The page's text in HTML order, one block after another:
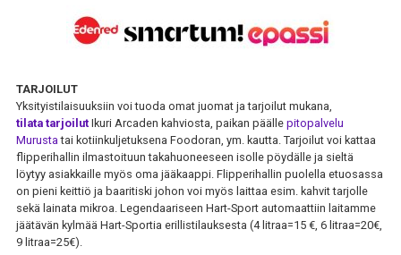
TARJOILUT
Yksityistilaisuuksiin voi tuoda omat juomat ja tarjoilut mukana,
tilata tarjoilutIkuri Arcaden kahviosta, paikan päälle pitopalvelu
Murusta tai kotiinkuljetuksena Foodoran, ym. kautta. Tarjoilut voi kattaa
flipperihallin ilmastoituun takahuoneeseen isolle pöydälle ja sieltä
löytyy asiakkaille myös oma jääkaappi. Flipperihallin puolella etuosassa
on pieni keittiö ja baaritiski johon voi myös laittaa esim. kahvit tarjolle
sekä lainata mikroa. Legendaariseen Hart-Sport automaattiin laitamme
jäätävän kylmää Hart-Sportia erillistilauksesta (4 litraa=15 €, 6 litraa=20€,
9 litraa=25€).